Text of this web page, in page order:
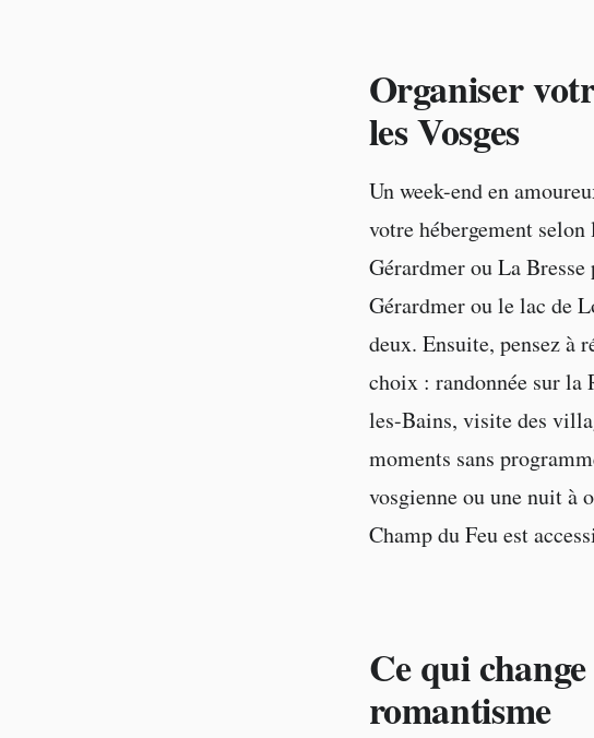
Organiser
les Vosges
Un week-end en
votre hébergement
Gérardmer ou La
Gérardmer ou le lac de
deux. Ensuite, pensez à
choix : randonnée sur la
les-Bains, visite des
moments sans
vosgienne ou une nuit à
Champ du Feu est
Ce qui
romantisme